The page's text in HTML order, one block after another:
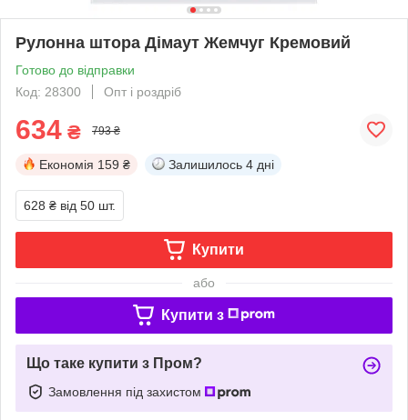
Рулонна штора Дімаут Жемчуг Кремовий
Готово до відправки
Код: 28300
Опт і роздріб
634 ₴ 793 ₴
Економія 159 ₴ Залишилось 4 дні
628 ₴ від 50 шт.
Купити
або
Купити з
Що таке купити з Пром?
Замовлення під захистом